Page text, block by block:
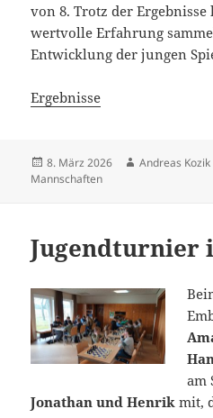
von 8. Trotz der Ergebnisse
wertvolle Erfahrung
Entwicklung der jungen
Ergebnisse
Veröffentlicht
am
8. März 2026 Autor
Andreas Kozik
Mannschaften
Jugendturnier
am
Jonathan und Henrik mit,